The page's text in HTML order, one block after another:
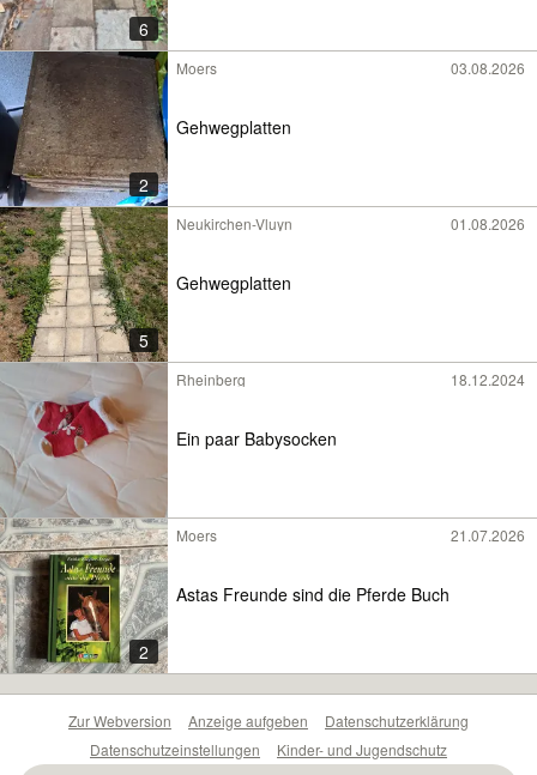
6
2
Moers 03.08.2026
Gehwegplatten
5
Neukirchen-Vluyn 01.08.2026
Gehwegplatten
Rheinberg 18.12.2024
Ein paar Babysocken
2
Moers 21.07.2026
Astas Freunde sind die Pferde Buch
Zur Webversion Anzeige aufgeben
Datenschutzerklärung
Datenschutzeinstellungen
Kinder- und Jugendschutz